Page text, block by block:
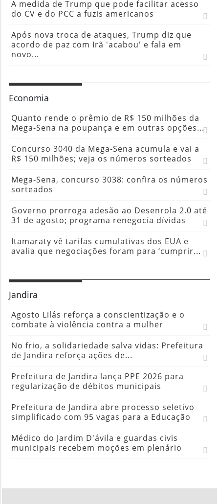
A medida de Trump que pode facilitar acesso
do CV e do PCC a fuzis americanos
Após nova troca de ataques, Trump diz que
acordo de paz com Irã 'acabou' e fala em
novo...
Economia
Quanto rende o prêmio de R$ 150 milhões da
Mega-Sena na poupança e em outras opções...
Concurso 3040 da Mega-Sena acumula e vai a
R$ 150 milhões; veja os números sorteados
Mega-Sena, concurso 3038: confira os números
sorteados
Governo prorroga adesão ao Desenrola 2.0 até
31 de agosto; programa renegocia dívidas
Itamaraty vê tarifas cumulativas dos EUA e
avalia que negociações foram para ‘cumprir...
Jandira
Agosto Lilás reforça a conscientização e o
combate à violência contra a mulher
No frio, a solidariedade salva vidas: Prefeitura
de Jandira reforça ações de...
Prefeitura de Jandira lança PPE 2026 para
regularização de débitos municipais
Prefeitura de Jandira abre processo seletivo
simplificado com 95 vagas para a Educação
Médico do Jardim D'ávila e guardas civis
municipais recebem moções em plenário